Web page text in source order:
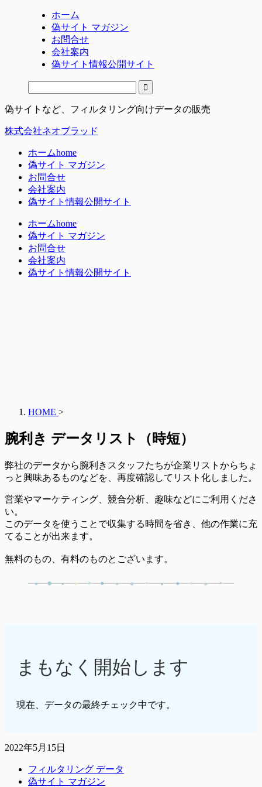
ホーム
偽サイト マガジン
お問合せ
会社案内
偽サイト情報公開サイト
偽サイトなど、フィルタリング向けデータの販売
株式会社ネオブラッド
ホームhome
偽サイト マガジン
お問合せ
会社案内
偽サイト情報公開サイト
ホームhome
偽サイト マガジン
お問合せ
会社案内
偽サイト情報公開サイト
HOME >
腕利き データリスト（時短）
弊社のデータから腕利きスタッフたちが企業リストからちょ
っと興味あるものなどを、再度確認してリスト化しました。
営業やマーケティング、競合分析、趣味などにご利用くださ
い。
このデータを使うことで収集する時間を省き、他の作業に充
てることが出来ます。
無料のもの、有料のものとございます。
まもなく開始します
現在、データの最終チェック中です。
2022年5月15日
フィルタリング データ
偽サイト マガジン